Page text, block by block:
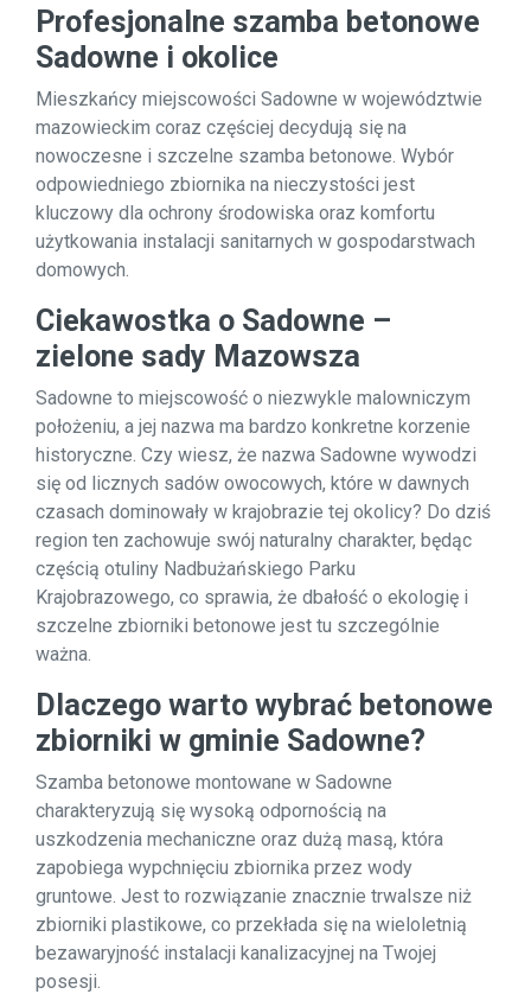
Profesjonalne szamba betonowe
Sadowne i okolice
Mieszkańcy miejscowości Sadowne w województwie
mazowieckim coraz częściej decydują się na
nowoczesne i szczelne szamba betonowe. Wybór
odpowiedniego zbiornika na nieczystości jest
kluczowy dla ochrony środowiska oraz komfortu
użytkowania instalacji sanitarnych w gospodarstwach
domowych.
Ciekawostka o Sadowne –
zielone sady Mazowsza
Sadowne to miejscowość o niezwykle malowniczym
położeniu, a jej nazwa ma bardzo konkretne korzenie
historyczne. Czy wiesz, że nazwa Sadowne wywodzi
się od licznych sadów owocowych, które w dawnych
czasach dominowały w krajobrazie tej okolicy? Do dziś
region ten zachowuje swój naturalny charakter, będąc
częścią otuliny Nadbużańskiego Parku
Krajobrazowego, co sprawia, że dbałość o ekologię i
szczelne zbiorniki betonowe jest tu szczególnie
ważna.
Dlaczego warto wybrać betonowe
zbiorniki w gminie Sadowne?
Szamba betonowe montowane w Sadowne
charakteryzują się wysoką odpornością na
uszkodzenia mechaniczne oraz dużą masą, która
zapobiega wypchnięciu zbiornika przez wody
gruntowe. Jest to rozwiązanie znacznie trwalsze niż
zbiorniki plastikowe, co przekłada się na wieloletnią
bezawaryjność instalacji kanalizacyjnej na Twojej
posesji.